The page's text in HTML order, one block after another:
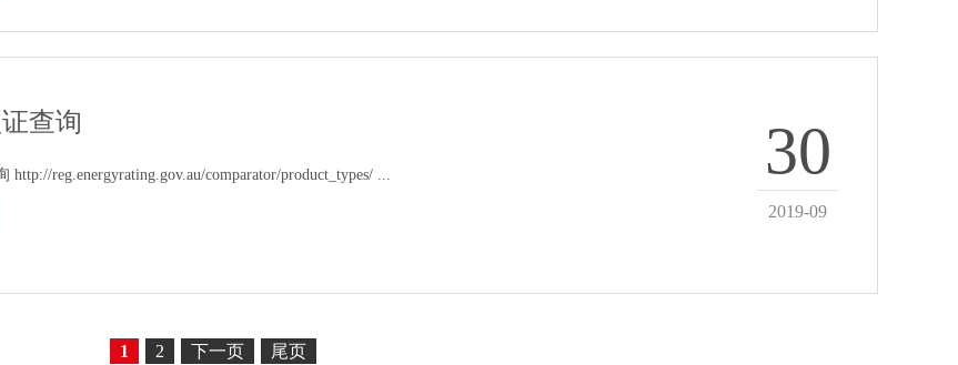
查询
http://reg.energyrating.gov.au/comparator/product_types/ ... 30
2019-09
1 2 下一页 尾页